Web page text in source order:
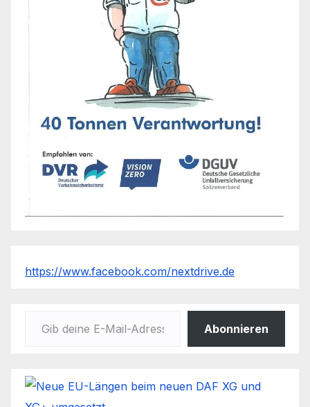
https://www.facebook.com/nextdrive.de
Abonnieren